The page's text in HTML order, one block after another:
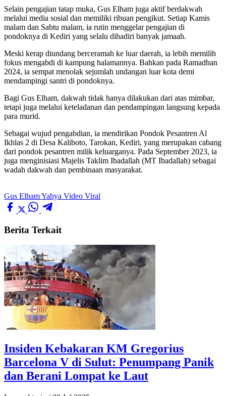
Selain pengajian tatap muka, Gus Elham juga aktif berdakwah
melalui media sosial dan memiliki ribuan pengikut. Setiap Kamis
malam dan Sabtu malam, ia rutin menggelar pengajian di
pondoknya di Kediri yang selalu dihadiri banyak jamaah.
Meski kerap diundang berceramah ke luar daerah, ia lebih memilih
fokus mengabdi di kampung halamannya. Bahkan pada Ramadhan
2024, ia sempat menolak sejumlah undangan luar kota demi
mendampingi santri di pondoknya.
Bagi Gus Elham, dakwah tidak hanya dilakukan dari atas mimbar,
tetapi juga melalui keteladanan dan pendampingan langsung kepada
para murid.
Sebagai wujud pengabdian, ia mendirikan Pondok Pesantren Al
Ikhlas 2 di Desa Kaliboto, Tarokan, Kediri, yang merupakan cabang
dari pondok pesantren milik keluarganya. Pada September 2023, ia
juga menginisiasi Majelis Taklim Ibadallah (MT Ibadallah) sebagai
wadah dakwah dan pembinaan masyarakat.
Gus Elham Yahya Video Viral
Berita Terkait
Insiden Kebakaran KM Gregorius
Barcelona V di Sulut: Penumpang Panik
dan Berani Lompat ke Laut